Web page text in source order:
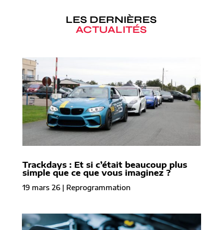
LES DERNIÈRES
ACTUALITÉS
Trackdays : Et si c’était beaucoup plus
simple que ce que vous imaginez ?
19 mars 26| Reprogrammation